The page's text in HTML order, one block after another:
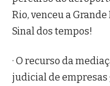
Rio, venceu a
Sinal dos tempos!
· O recurso da
judicial de empresas